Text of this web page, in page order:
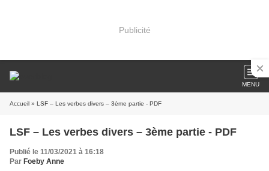
Publicité
MENU
Accueil » LSF – Les verbes divers – 3ème partie - PDF
LSF – Les verbes divers – 3ème partie - PDF
Publié le 11/03/2021 à 16:18
Par Foeby Anne